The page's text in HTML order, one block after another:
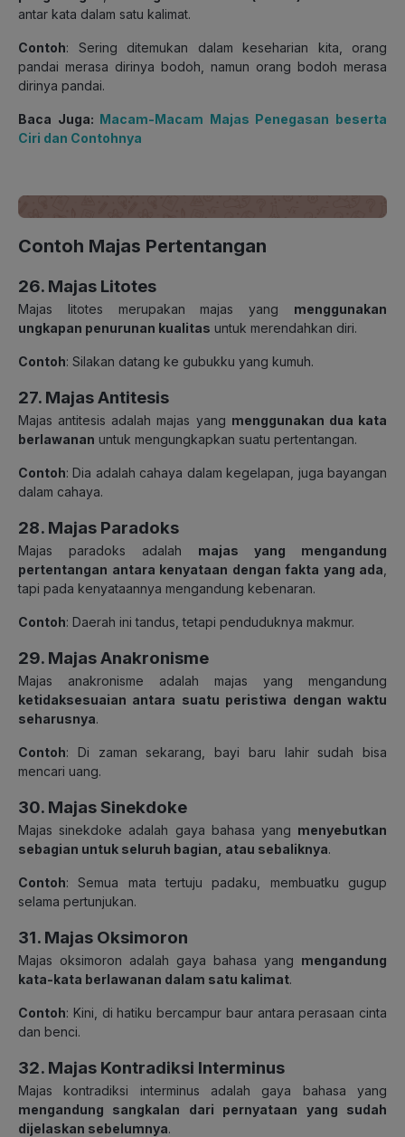
antar kata dalam satu kalimat.
Contoh: Sering ditemukan dalam keseharian kita, orang
pandai merasa dirinya bodoh, namun orang bodoh merasa
dirinya pandai.
Baca Juga: Macam-Macam Majas Penegasan beserta
Ciri dan Contohnya
Contoh Majas Pertentangan
26. Majas Litotes
Majas litotes merupakan majas yang menggunakan
ungkapan penurunan kualitas untuk merendahkan diri.
Contoh: Silakan datang ke gubukku yang kumuh.
27. Majas Antitesis
Majas antitesis adalah majas yang menggunakan dua kata
berlawanan untuk mengungkapkan suatu pertentangan.
Contoh: Dia adalah cahaya dalam kegelapan, juga bayangan
dalam cahaya.
28. Majas Paradoks
Majas paradoks adalah majas yang mengandung
pertentangan antara kenyataan dengan fakta yang ada
tapi pada kenyataannya mengandung kebenaran.
Contoh: Daerah ini tandus, tetapi penduduknya makmur.
29. Majas Anakronisme
Majas anakronisme adalah majas yang mengandung
ketidaksesuaian antara suatu peristiwa dengan waktu
seharusnya.
Contoh: Di zaman sekarang, bayi baru lahir sudah bisa
mencari uang.
30. Majas Sinekdoke
Majas sinekdoke adalah gaya bahasa yang menyebutkan
sebagian untuk seluruh bagian, atau sebaliknya.
Contoh: Semua mata tertuju padaku, membuatku gugup
selama pertunjukan.
31. Majas Oksimoron
Majas oksimoron adalah gaya bahasa yang mengandung
kata-kata berlawanan dalam satu kalimat.
Contoh: Kini, di hatiku bercampur baur antara perasaan cinta
dan benci.
32. Majas Kontradiksi Interminus
Majas kontradiksi interminus adalah gaya bahasa yang
mengandung sangkalan dari pernyataan yang sudah
dijelaskan sebelumnya.